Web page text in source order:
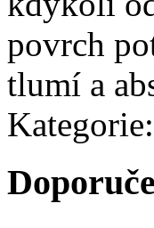
povrch
tlumí a
Kategorie: